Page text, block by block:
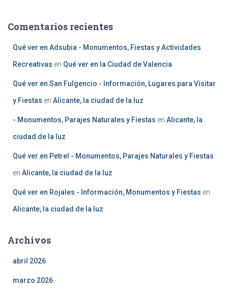
Comentarios recientes
Qué ver en Adsubia - Monumentos, Fiestas y Actividades
Recreativas en Qué ver en la Ciudad de Valencia
Qué ver en San Fulgencio - Información, Lugares para Visitar
y Fiestas en Alicante, la ciudad de la luz
- Monumentos, Parajes Naturales y Fiestas en Alicante, la
ciudad de la luz
Qué ver en Petrel - Monumentos, Parajes Naturales y Fiestas
en Alicante, la ciudad de la luz
Qué ver en Rojales - Información, Monumentos y Fiestas en
Alicante, la ciudad de la luz
Archivos
abril 2026
marzo 2026